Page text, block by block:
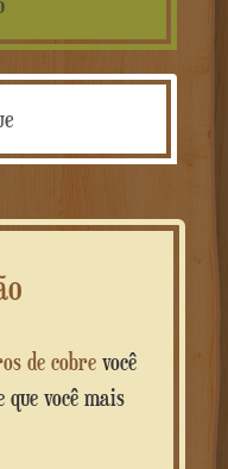
de cobre você
você mais